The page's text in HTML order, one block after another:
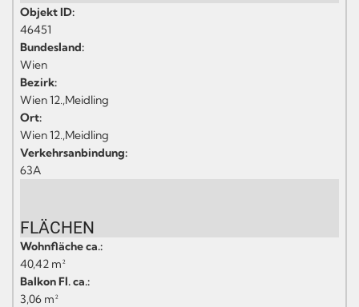
Objekt ID:
46451
Bundesland:
Wien
Bezirk:
Wien 12.,Meidling
Ort:
Wien 12.,Meidling
Verkehrsanbindung:
63A
FLÄCHEN
Wohnfläche ca.:
40,42 m²
Balkon Fl. ca.:
3,06 m²